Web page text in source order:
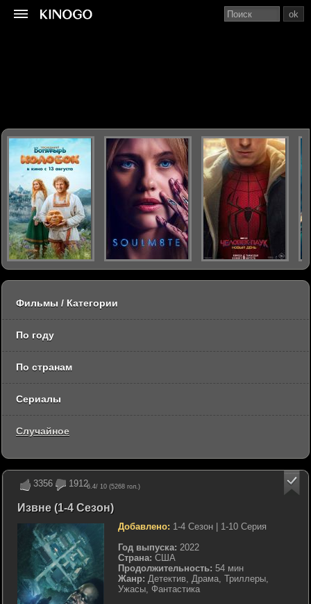
3356 19126.4/ 10 (5268 гол.)
Извне (1-4 Сезон)
Добавлено: 1-4 Сезон | 1-10 Серия
Год выпуска: 2022
Страна: США
Продолжительность: 54 мин
Жанр: Детектив, Драма, Триллеры,
Ужасы, Фантастика
ok
Фильмы / Категории
По году
По странам
Сериалы
Случайное